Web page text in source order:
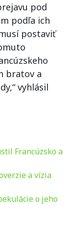
pod
podľa ich
postaviť
bratov a
vyhlásil
Francúzsko a
a vízia
o jeho